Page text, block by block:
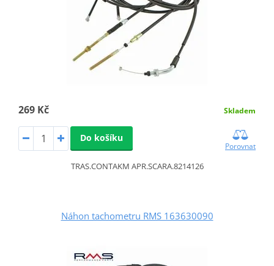
269 Kč Skladem
Do košíku
Porovnat
TRAS.CONTAKM APR.SCARA.8214126
Náhon tachometru RMS 163630090